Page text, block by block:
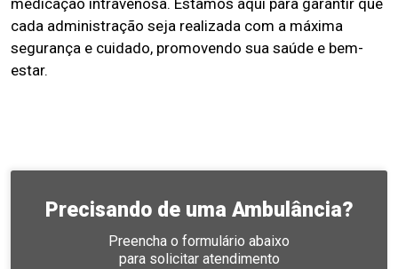
medicação intravenosa. Estamos aqui para garantir que
cada administração seja realizada com a máxima
segurança e cuidado, promovendo sua saúde e bem-
estar.
Precisando de uma Ambulância?
Preencha o formulário abaixo
para solicitar atendimento